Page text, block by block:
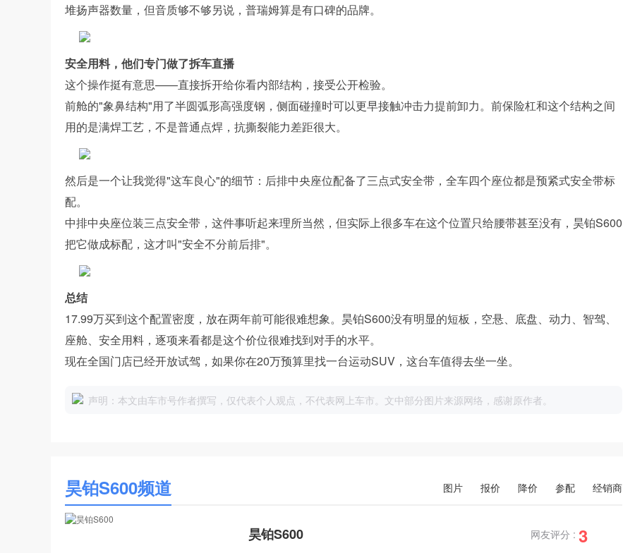
堆扬声器数量，但音质够不够另说，普瑞姆算是有口碑的品牌。
安全用料，他们专门做了拆车直播
这个操作挺有意思——直接拆开给你看内部结构，接受公开检验。
前舱的"象鼻结构"用了半圆弧形高强度钢，侧面碰撞时可以更早接触冲击力提前卸力。前保险杠和这个结构之间
用的是满焊工艺，不是普通点焊，抗撕裂能力差距很大。
然后是一个让我觉得"这车良心"的细节：后排中央座位配备了三点式安全带，全车四个座位都是预紧式安全带标
配。
中排中央座位装三点安全带，这件事听起来理所当然，但实际上很多车在这个位置只给腰带甚至没有，昊铂S600
把它做成标配，这才叫"安全不分前后排"。
总结
17.99万买到这个配置密度，放在两年前可能很难想象。昊铂S600没有明显的短板，空悬、底盘、动力、智驾、
座舱、安全用料，逐项来看都是这个价位很难找到对手的水平。
现在全国门店已经开放试驾，如果你在20万预算里找一台运动SUV，这台车值得去坐一坐。
声明：本文由车市号作者撰写，仅代表个人观点，不代表网上车市。文中部分图片来源网络，感谢原作者。
昊铂S600频道 经销商
参配
降价
报价
图片
昊铂S600 网友评分 : 3